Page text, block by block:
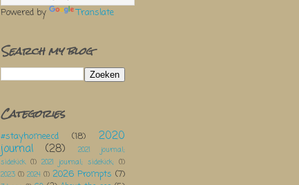
Powered by Translate
Search my blog
Categories
#stayhomeecd (18) 2020
journal (28)
2021 journal;
sidekick (1) 2021 journal; sidekick; (1)
2023 (1) 2024 (1) 2026 Prompts (7)